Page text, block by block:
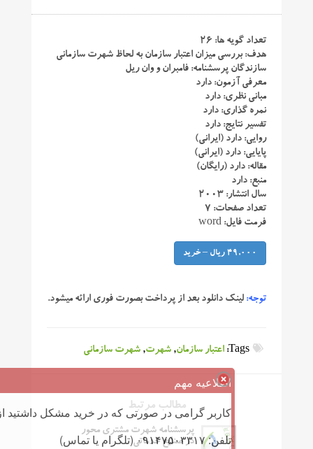
تعداد گویه ها: ۲۶
هدف: بررسی میزان اعتبار سازمان به لحاظ شهرت سازمانی
سازندگان پرسشنامه: فامبران و وان ریل
معرفی آزمون: دارد
مبانی نظری: دارد
نمره گذاری: دارد
تفسیر نتایج: دارد
روایی: دارد (ایرانی)
پایایی: دارد (ایرانی)
مقاله: دارد (رایگان)
منبع: دارد
سال انتشار: ۲۰۰۳
تعداد صفحات: ۷
فرمت فایل: word
49,000 ریال – خرید
توجه: لینک دانلود بعد از پرداخت بصورت فوری ارائه میشود.
Tags: اعتبار سازمان,شهرت,شهرت سازمانی
مطالب مرتبط
پرسشنامه شهرت مشتری محور
در صنایع خدماتی
اطلاعیه مهم
کاربر گرامی در صورتی که در خرید مشکل داشتید
تلفن: ۰۹۱۴۷۵۰۳۳۱۷ (تلگرام یا تماس)